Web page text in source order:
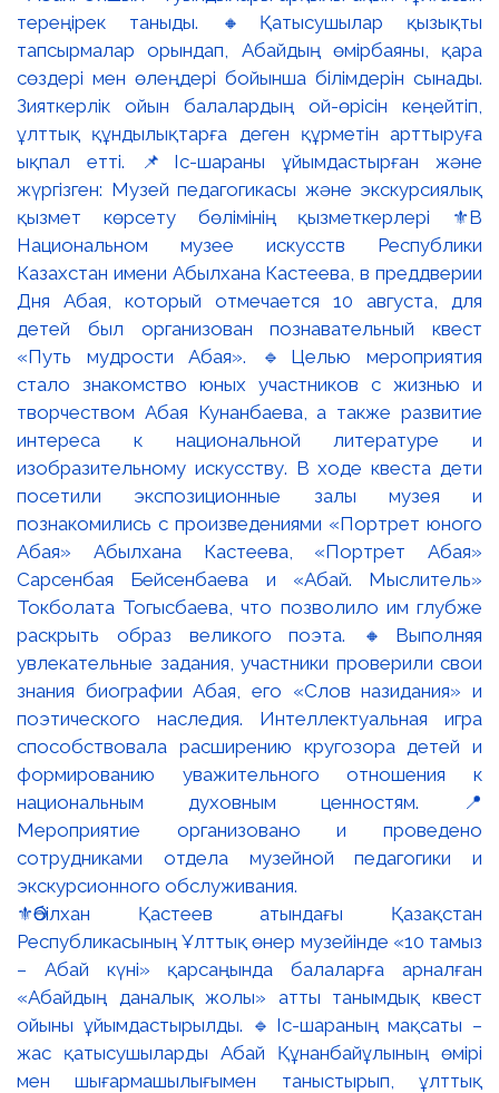
⚜️Әбілхан Қастеев атындағы Қазақстан
Республикасының Ұлттық өнер музейінде «10 тамыз
– Абай күні» қарсаңында балаларға арналған
«Абайдың даналық жолы» атты танымдық квест
ойыны ұйымдастырылды. 🔹Іс-шараның мақсаты –
жас қатысушыларды Абай Құнанбайұлының өмірі
мен шығармашылығымен таныстырып, ұлттық